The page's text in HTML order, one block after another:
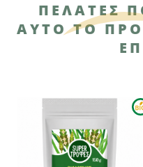
ΠΕΛΆΤΕΣ
ΑΥΤΌ ΤΟ